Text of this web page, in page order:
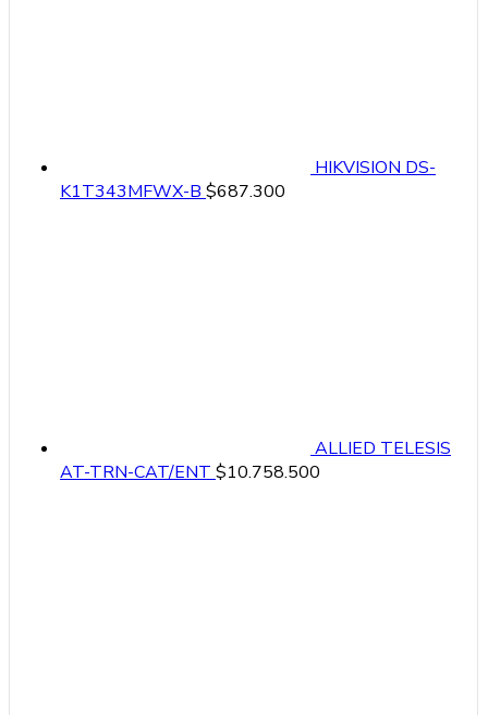
HIKVISION DS-
K1T343MFWX-B $687.300
ALLIED TELESIS
AT-TRN-CAT/ENT $10.758.500